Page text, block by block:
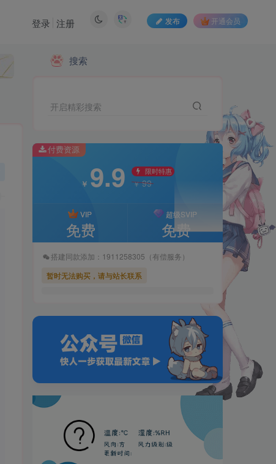
发布 开通会员
登录 注册
付费资源
免费 免费
搭建同款添加：1911258305（有偿服务）
暂时无法购买，请与站长联系
搜索
开启精彩搜索
付费资源
￥ 9.9 限时特惠
￥99
VIP
免费
超级SVIP
免费
搭建同款添加：1911258305（有偿服务）
暂时无法购买，请与站长联系